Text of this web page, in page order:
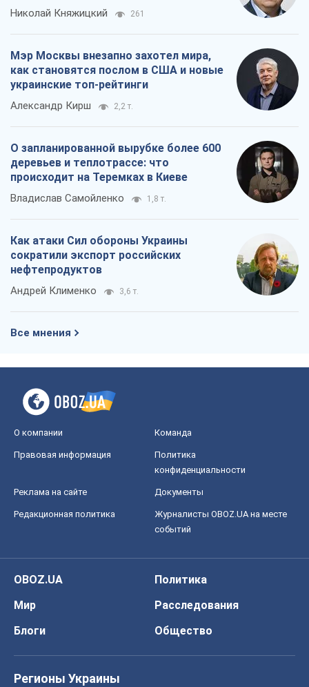
Николай Княжицкий 261
Мэр Москвы внезапно захотел мира,
как становятся послом в США и новые
украинские топ-рейтинги
Александр Кирш 2,2 т.
О запланированной вырубке более 600
деревьев и теплотрассе: что
происходит на Теремках в Киеве
Владислав Самойленко 1,8 т.
Как атаки Сил обороны Украины
сократили экспорт российских
нефтепродуктов
Андрей Клименко 3,6 т.
Все мнения
О компании Команда
Правовая информация
Политика
конфиденциальности
Реклама на сайте Документы
Редакционная политика
Журналисты OBOZ.UA на месте
событий
OBOZ.UA
Политика
Мир
Расследования
Блоги
Общество
Регионы Украины